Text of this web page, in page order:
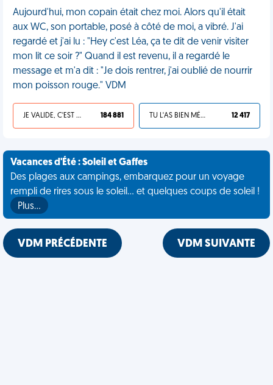
Aujourd'hui, mon copain était chez moi. Alors qu'il était
aux WC, son portable, posé à côté de moi, a vibré. J'ai
regardé et j'ai lu : "Hey c'est Léa, ça te dit de venir visiter
mon lit ce soir ?" Quand il est revenu, il a regardé le
message et m'a dit : "Je dois rentrer, j'ai oublié de nourrir
mon poisson rouge." VDM
JE VALIDE, C'EST UNE VDM 184 881 TU L'AS BIEN MÉRITÉ 12 417
Vacances d'Été : Soleil et Gaffes
Des plages aux campings, embarquez pour un voyage
rempli de rires sous le soleil... et quelques coups de soleil !
Plus…
VDM PRÉCÉDENTE VDM SUIVANTE